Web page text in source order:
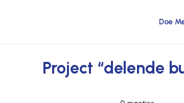
Doe
Project “delende